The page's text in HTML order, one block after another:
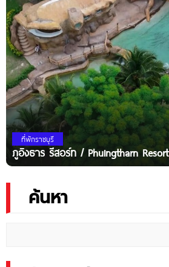
ที่พักราชบุรี
ภูอิงธาร รีสอร์ท / Phuingtharn Resort
ค้นหา